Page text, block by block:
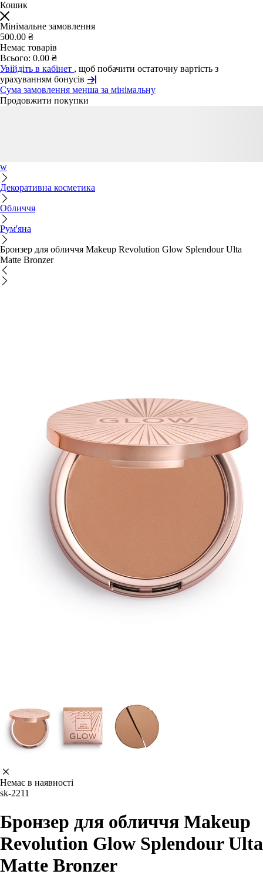
Кошик
Мінімальне замовлення
500.00 ₴
Немає товарів
Всього: 0.00 ₴
Увійдіть в кабінет , щоб побачити остаточну вартість з
урахуванням бонусів
Сума замовлення менша за мінімальну
Продовжити покупки
w
Декоративна косметика
Обличчя
Рум'яна
Бронзер для обличчя Makeup Revolution Glow Splendour Ulta
Matte Bronzer
Немає в наявності
sk-2211
Бронзер для обличчя Makeup
Revolution Glow Splendour Ulta
Matte Bronzer